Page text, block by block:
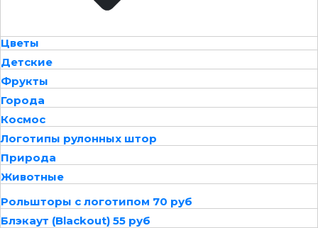
Цветы
Детские
Фрукты
Города
Космос
Логотипы рулонных штор
Природа
Животные
Рольшторы с логотипом 70 руб
Блэкаут (Blackout) 55 руб